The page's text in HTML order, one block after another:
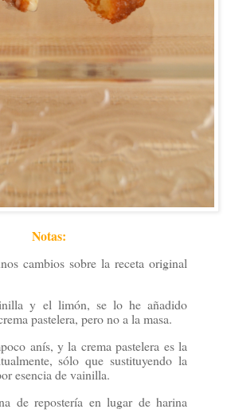
Notas:
cambios sobre la receta original
y el limón, se lo he añadido
pastelera, pero no a la masa.
anís, y la crema pastelera es la
sólo que sustituyendo la
esencia de vainilla.
de repostería en lugar de harina